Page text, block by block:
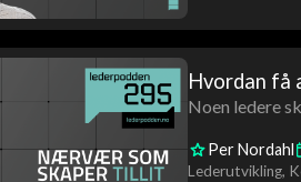
Hvordan få
Noen ledere
Per Nordahl
Lederutvikling